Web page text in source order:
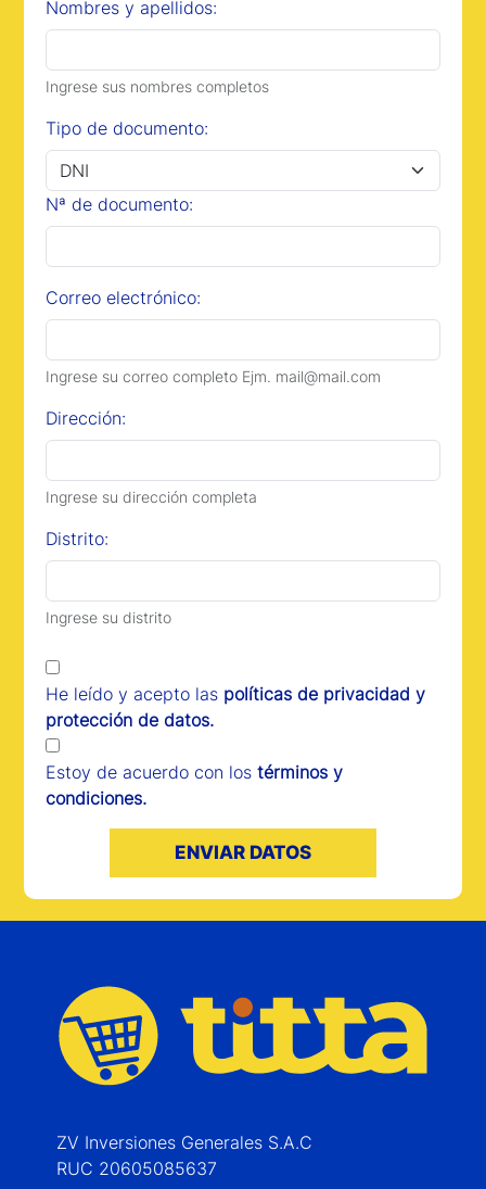
Nombres y apellidos:
Ingrese sus nombres completos
Tipo de documento:
Nª de documento:
Correo electrónico:
Ingrese su correo completo Ejm. mail@mail.com
Dirección:
Ingrese su dirección completa
Distrito:
Ingrese su distrito
He leído y acepto las políticas de privacidad y
protección de datos.
Estoy de acuerdo con los términos y
condiciones.
ENVIAR DATOS
ZV Inversiones Generales S.A.C
RUC 20605085637